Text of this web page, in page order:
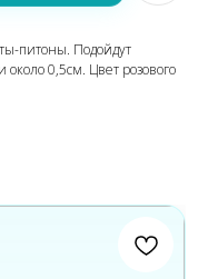
питоны. Подойдут
0,5см. Цвет розового